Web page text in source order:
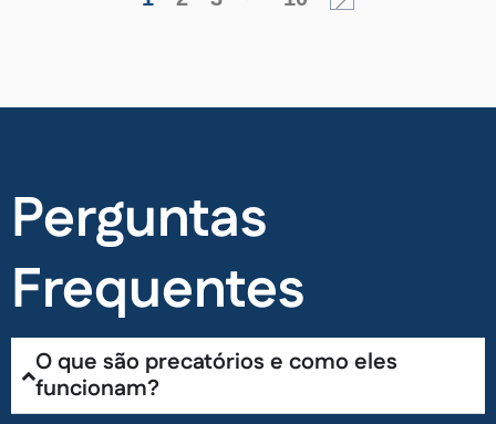
Perguntas
Frequentes
O que são precatórios e como eles
funcionam?